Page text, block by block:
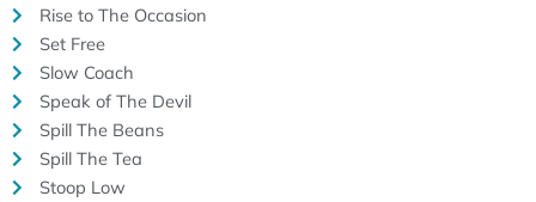
Rise to The Occasion
Set Free
Slow Coach
Speak of The Devil
Spill The Beans
Spill The Tea
Stoop Low